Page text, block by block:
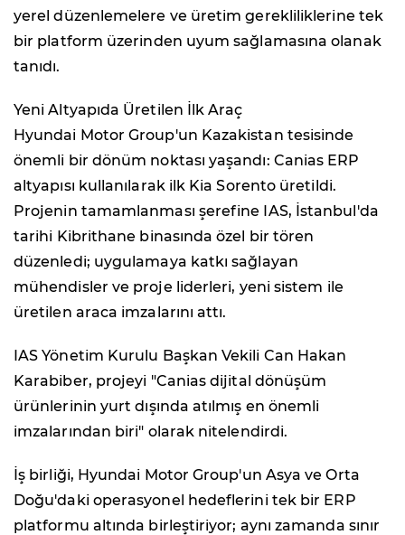
yerel düzenlemelere ve üretim gerekliliklerine tek
bir platform üzerinden uyum sağlamasına olanak
tanıdı.
Yeni Altyapıda Üretilen İlk Araç
Hyundai Motor Group'un Kazakistan tesisinde
önemli bir dönüm noktası yaşandı: Canias ERP
altyapısı kullanılarak ilk Kia Sorento üretildi.
Projenin tamamlanması şerefine IAS, İstanbul'da
tarihi Kibrithane binasında özel bir tören
düzenledi; uygulamaya katkı sağlayan
mühendisler ve proje liderleri, yeni sistem ile
üretilen araca imzalarını attı.
IAS Yönetim Kurulu Başkan Vekili Can Hakan
Karabiber, projeyi "Canias dijital dönüşüm
ürünlerinin yurt dışında atılmış en önemli
imzalarından biri" olarak nitelendirdi.
İş birliği, Hyundai Motor Group'un Asya ve Orta
Doğu'daki operasyonel hedeflerini tek bir ERP
platformu altında birleştiriyor; aynı zamanda sınır